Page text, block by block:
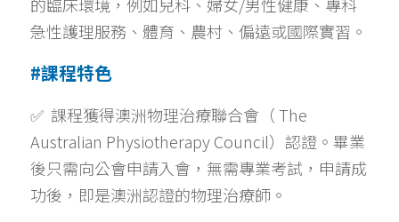
急性護理服務、體育、農村、偏遠或國際實習。
#課程特色
✅  課程獲得澳洲物理治療聯合會（ The
Australian Physiotherapy Council）認證。畢業
後只需向公會申請入會，無需專業考試，申請成
功後，即是澳洲認證的物理治療師。